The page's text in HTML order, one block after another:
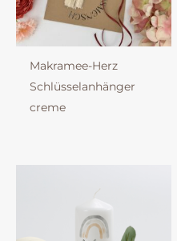
Makramee-Herz
Schlüsselanhänger
creme